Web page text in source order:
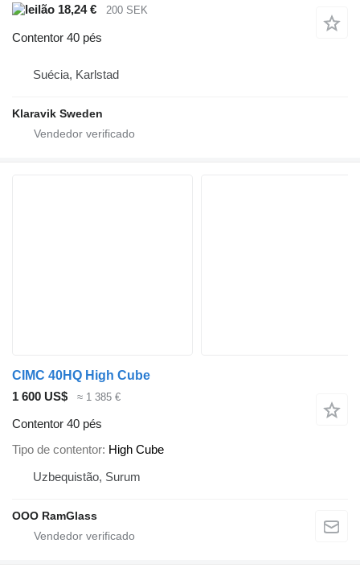
18,24 €
200 SEK
Contentor 40 pés
Suécia, Karlstad
Klaravik Sweden
CIMC 40HQ High Cube
1 600 US$
≈ 1 385 €
Contentor 40 pés
Tipo de contentor High Cube
Uzbequistão, Surum
OOO RamGlass